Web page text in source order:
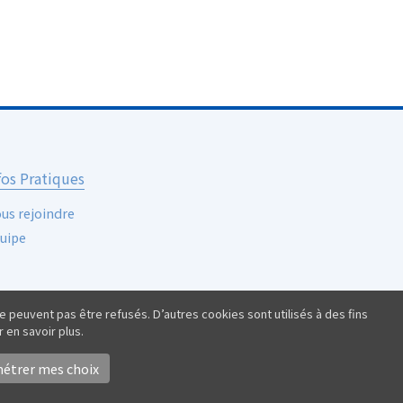
Pratiques
rejoindre
pas être refusés. D’autres cookies sont utilisés à des fins
en savoir plus.
mes choix